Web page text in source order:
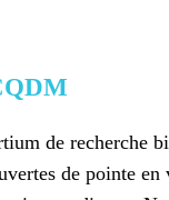
de recherche
de pointe